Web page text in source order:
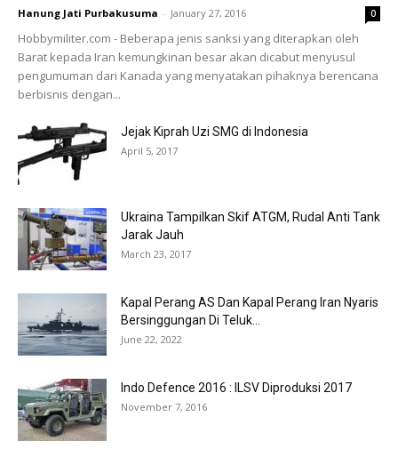
Hanung Jati Purbakusuma - January 27, 2016 0
Hobbymiliter.com - Beberapa jenis sanksi yang diterapkan oleh
Barat kepada Iran kemungkinan besar akan dicabut menyusul
pengumuman dari Kanada yang menyatakan pihaknya berencana
berbisnis dengan...
Jejak Kiprah Uzi SMG di Indonesia
April 5, 2017
Ukraina Tampilkan Skif ATGM, Rudal Anti Tank
Jarak Jauh
March 23, 2017
Kapal Perang AS Dan Kapal Perang Iran Nyaris
Bersinggungan Di Teluk...
June 22, 2022
Indo Defence 2016 : ILSV Diproduksi 2017
November 7, 2016